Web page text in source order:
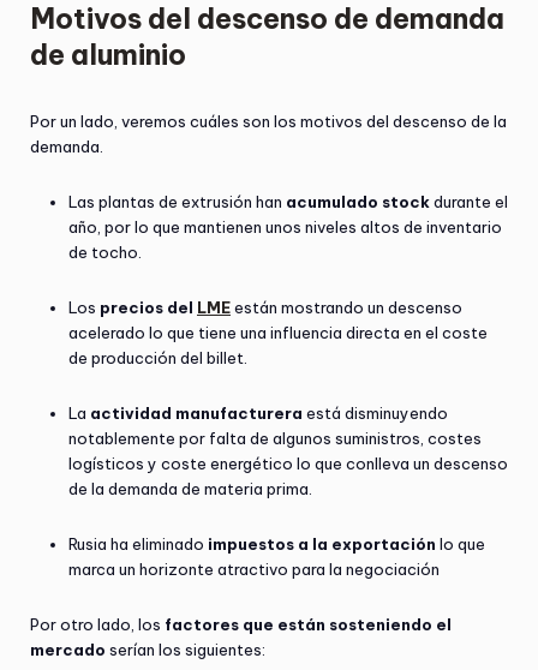
Motivos del descenso de demanda
de aluminio
Por un lado, veremos cuáles son los motivos del descenso de la
demanda.
Las plantas de extrusión han acumulado stockdurante el
año, por lo que mantienen unos niveles altos de inventario
de tocho.
Los precios del LMEestán mostrando un descenso
acelerado lo que tiene una influencia directa en el coste
de producción del billet.
La actividad manufacturera está disminuyendo
notablemente por falta de algunos suministros, costes
logísticos y coste energético lo que conlleva un descenso
de la demanda de materia prima.
Rusia ha eliminado impuestos a la exportación lo que
marca un horizonte atractivo para la negociación
Por otro lado, los factores que están sosteniendo el
mercado serían los siguientes: